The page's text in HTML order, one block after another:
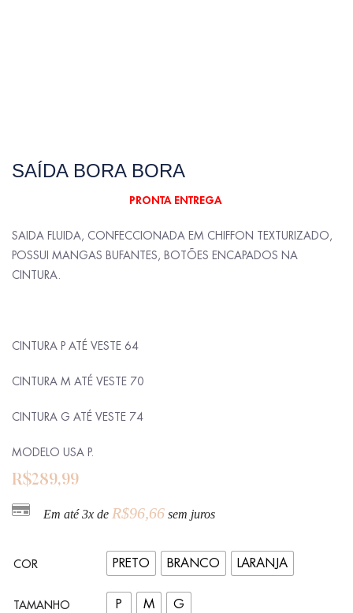
SAÍDA BORA BORA
PRONTA ENTREGA
SAIDA FLUIDA, CONFECCIONADA EM CHIFFON TEXTURIZADO,
POSSUI MANGAS BUFANTES, BOTÕES ENCAPADOS NA
CINTURA.
CINTURA P ATÉ VESTE 64
CINTURA M ATÉ VESTE 70
CINTURA G ATÉ VESTE 74
MODELO USA P.
R$289,99
Em até 3x de R$96,66 sem juros
COR PRETO BRANCO LARANJA
TAMANHO P M G